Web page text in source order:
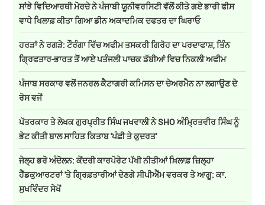
ਸਾਂਝੇ ਵਿਦਿਆਰਥੀ ਮੋਰਚੇ ਨੇ ਪੰਜਾਬੀ ਯੂਨੀਵਰਸਿਟੀ ਵੱਲੋਂ ਕੀਤੇ ਗਏ ਭਾਰੀ ਫੀਸ
ਵਾਧੇ ਖਿਲਾਫ਼ ਕੀਤਾ ਗਿਆ ਡੀਨ ਅਕਾਦਮਿਕ ਦਫਤਰ ਦਾ ਘਿਰਾਓ
ਹਰੜਾਂ ਨੇ ਰਗੜੇ: ਟੌਰੰਗਾ ਵਿੱਚ ਅਫੀਮ ਤਸਕਰੀ ਗਿਰੋਹ ਦਾ ਪਰਦਾਫਾਸ਼, ਤਿੰਨ
ਗ੍ਰਿਫਤਾਰ-ਭਾਰਤ ਤੋਂ ਆਏ ਪਤੰਜਲੀ ਪਾਚਕ ਡੱਬੀਆਂ ਵਿਚ ਨਿਕਲੀ ਅਫੀਮ
ਪੰਜਾਬ ਸਰਕਾਰ ਵਲੋਂ ਜਨਰਲ ਕੈਟਾਗਰੀ ਕਮਿਸਨ ਦਾ ਚੇਅਰਮੈਨ ਨਾ ਲਗਾਉਣ ਦੇ
ਰੋਸ ਵਜੋਂ
ਪੱਤਰਕਾਰ ਤੇ ਲੇਖਕ ਗੁਰਪ੍ਰੀਤ ਸਿੰਘ ਜਖਵਾਲੀ ਨੇ SHO ਅੰਮ੍ਰਿਤਵੀਰ ਸਿੰਘ ਨੂੰ
ਭੇਟ ਕੀਤੀ ਬਾਲ ਸਾਹਿਤ ਕਿਤਾਬ 'ਪੰਛੀ ਤੇ ਕੁਦਰਤ'
ਜੇਲ੍ਹ ਭਰੋ ਅੰਦੋਲਨ: ਕੇਂਦਰੀ ਕਾਰਪੋਰੇਟ ਪੱਖੀ ਨੀਤੀਆਂ ਖ਼ਿਲਾਫ਼ ਜ਼ਿਲ੍ਹਾ
ਹੈੱਡਕੁਆਰਟਰਾਂ 'ਤੇ ਗ੍ਰਿਫ਼ਤਾਰੀਆਂ ਦੇਣਗੇ ਸੀਪੀਐੱਮ ਵਰਕਰ ਤੇ ਆਗੂ: ਕਾ.
ਸੁਖਵਿੰਦਰ ਸੇਖੋਂ